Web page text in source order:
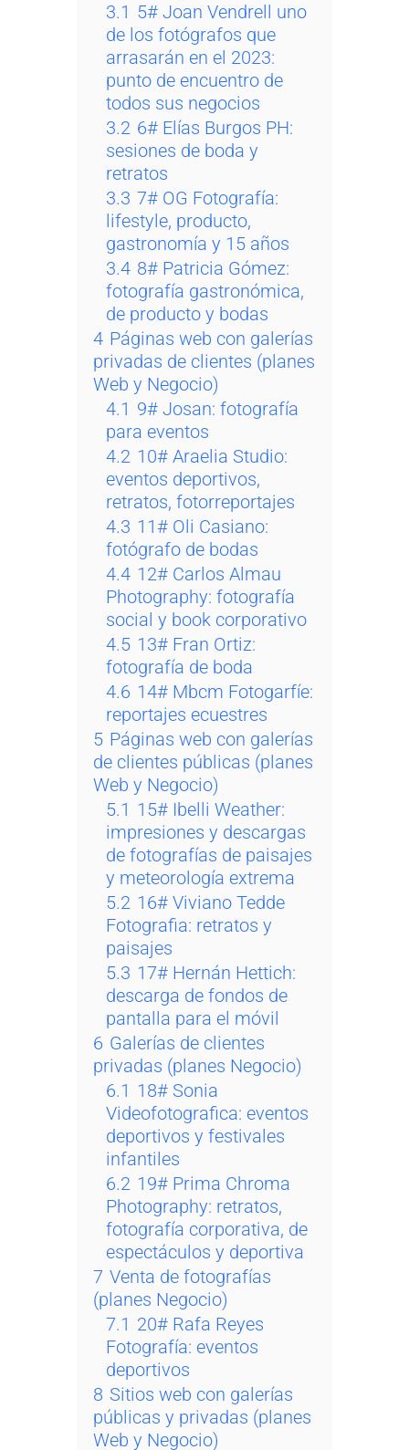
3.1 5# Joan Vendrell uno
de los fotógrafos que
arrasarán en el 2023:
punto de encuentro de
todos sus negocios
3.2 6# Elías Burgos PH:
sesiones de boda y
retratos
3.3 7# OG Fotografía:
lifestyle, producto,
gastronomía y 15 años
3.4 8# Patricia Gómez:
fotografía gastronómica,
de producto y bodas
4 Páginas web con galerías
privadas de clientes (planes
Web y Negocio)
4.1 9# Josan: fotografía
para eventos
4.2 10# Araelia Studio:
eventos deportivos,
retratos, fotorreportajes
4.3 11# Oli Casiano:
fotógrafo de bodas
4.4 12# Carlos Almau
Photography: fotografía
social y book corporativo
4.5 13# Fran Ortiz:
fotografía de boda
4.6 14# Mbcm Fotogarfíe:
reportajes ecuestres
5 Páginas web con galerías
de clientes públicas (planes
Web y Negocio)
5.1 15# Ibelli Weather:
impresiones y descargas
de fotografías de paisajes
y meteorología extrema
5.2 16# Viviano Tedde
Fotografia: retratos y
paisajes
5.3 17# Hernán Hettich:
descarga de fondos de
pantalla para el móvil
6 Galerías de clientes
privadas (planes Negocio)
6.1 18# Sonia
Videofotografica: eventos
deportivos y festivales
infantiles
6.2 19# Prima Chroma
Photography: retratos,
fotografía corporativa, de
espectáculos y deportiva
7 Venta de fotografías
(planes Negocio)
7.1 20# Rafa Reyes
Fotografía: eventos
deportivos
8 Sitios web con galerías
públicas y privadas (planes
Web y Negocio)